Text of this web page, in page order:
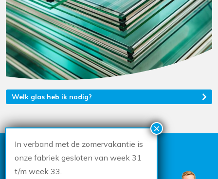
Welk glas heb ik nodig?
KAN IK JE HELPEN?
In verband met de zomervakantie is
onze fabriek gesloten van week 31
t/m week 33.